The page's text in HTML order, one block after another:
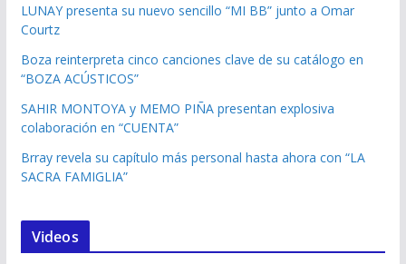
LUNAY presenta su nuevo sencillo “MI BB” junto a Omar
Courtz
Boza reinterpreta cinco canciones clave de su catálogo en
“BOZA ACÚSTICOS”
SAHIR MONTOYA y MEMO PIÑA presentan explosiva
colaboración en “CUENTA”
Brray revela su capítulo más personal hasta ahora con “LA
SACRA FAMIGLIA”
Videos